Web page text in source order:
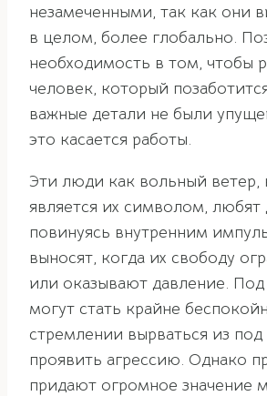
незамеченными, так как они
в целом, более глобально.
необходимость в том, чтобы
человек, который
важные детали не были
это касается работы.
Эти люди как вольный ветер,
является их символом, любят
повинуясь внутренним
выносят, когда их свободу
или оказывают давление.
могут стать крайне
стремлении вырваться из под
проявить агрессию. Однако
придают огромное значение